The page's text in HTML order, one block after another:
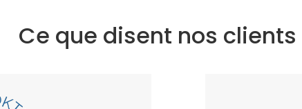
Ce que disent nos clients